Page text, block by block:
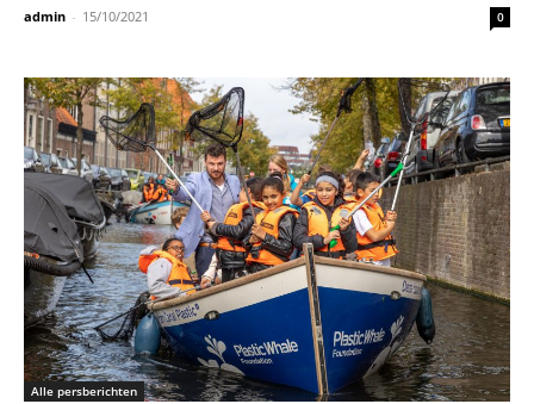
admin - 15/10/2021 0
Alle persberichten